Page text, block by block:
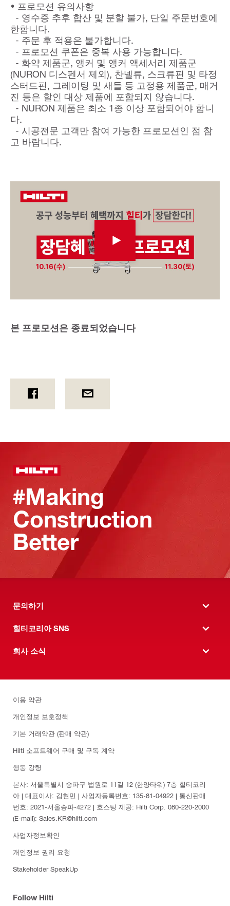
• 프로모션 유의사항
- 영수증 추후 합산 및 분할 불가, 단일 주문번호에
한합니다.
- 주문 후 적용은 불가합니다.
- 프로모션 쿠폰은 중복 사용 가능합니다.
- 화약 제품군, 앵커 및 앵커 액세서리 제품군
(NURON 디스펜서 제외), 찬넬류, 스크류핀 및 타정
스터드핀, 그레이팅 및 새들 등 고정용 제품군, 매거
진 등은 할인 대상 제품에 포함되지 않습니다.
- NURON 제품은 최소 1종 이상 포함되어야 합니
다.
- 시공전문 고객만 참여 가능한 프로모션인 점 참
고 바랍니다.
본 프로모션은 종료되었습니다
#Making
Construction
Better
문의하기
힐티코리아 SNS
회사 소식
이용 약관
개인정보 보호정책
기본 거래약관 (판매 약관)
Hilti 소프트웨어 구매 및 구독 계약
행동 강령
본사: 서울특별시 송파구 법원로 11길 12 (한양타워) 7층 힐티코리
아 | 대표이사: 김현민 | 사업자등록번호: 135-81-04922 | 통신판매
번호: 2021-서울송파-4272 | 호스팅 제공: Hilti Corp. 080-220-2000
(E-mail): Sales.KR@hilti.com
사업자정보확인
개인정보 권리 요청
Stakeholder SpeakUp
Follow Hilti